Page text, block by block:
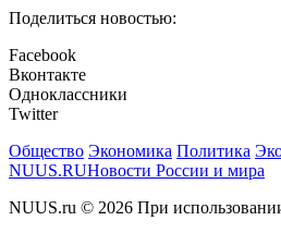
Поделиться новостью:
Facebook
Вконтакте
Одноклассники
Twitter
Общество Экономика Политика
NUUS.RUНовости России и мира
NUUS.ru © 2026 При